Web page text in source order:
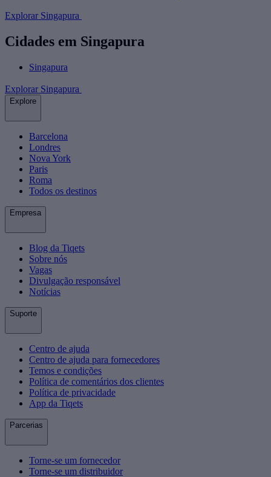
Explorar Singapura
Cidades em Singapura
Singapura
Explorar Singapura
Explore
Barcelona
Londres
Nova York
Paris
Roma
Todos os destinos
Empresa
Blog da Tiqets
Sobre nós
Vagas
Divulgação responsável
Notícias
Suporte
Centro de ajuda
Centro de ajuda para fornecedores
Temos e condições
Política de comentários dos clientes
Política de privacidade
App da Tiqets
Parcerias
Torne-se um fornecedor
Torne-se um distribuidor